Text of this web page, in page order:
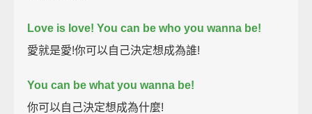
Love is love! You can be who you wanna be!
愛就是愛!你可以自己決定想成為誰!
You can be what you wanna be!
你可以自己決定想成為什麼!